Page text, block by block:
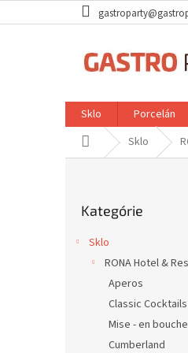
na
Sklo Porcelán
DomovSklo
kategórie
Kategórie
Sklo
RONA Hotel &
Aperos
Classic Cocktails
Mise - en
Cumberland